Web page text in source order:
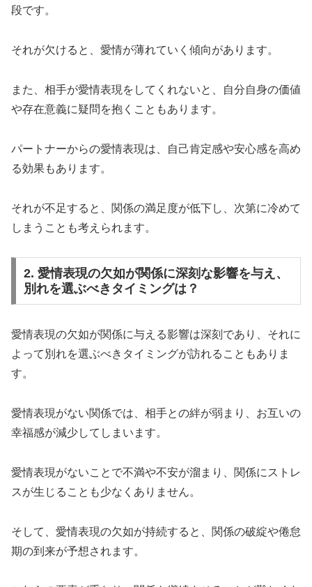
段です。
それが欠けると、愛情が薄れていく傾向があります。
また、相手が愛情表現をしてくれないと、自分自身の価値
や存在意義に疑問を抱くこともあります。
パートナーからの愛情表現は、自己肯定感や安心感を高め
る効果もあります。
それが不足すると、関係の満足度が低下し、次第に冷めて
しまうことも考えられます。
2. 愛情表現の欠如が関係に深刻な影響を与え、
別れを選ぶべきタイミングは？
愛情表現の欠如が関係に与える影響は深刻であり、それに
よって別れを選ぶべきタイミングが訪れることもありま
す。
愛情表現がない関係では、相手との絆が弱まり、お互いの
幸福感が減少してしまいます。
愛情表現がないことで不満や不安が溜まり、関係にストレ
スが生じることも少なくありません。
そして、愛情表現の欠如が持続すると、関係の破綻や倦怠
期の到来が予想されます。